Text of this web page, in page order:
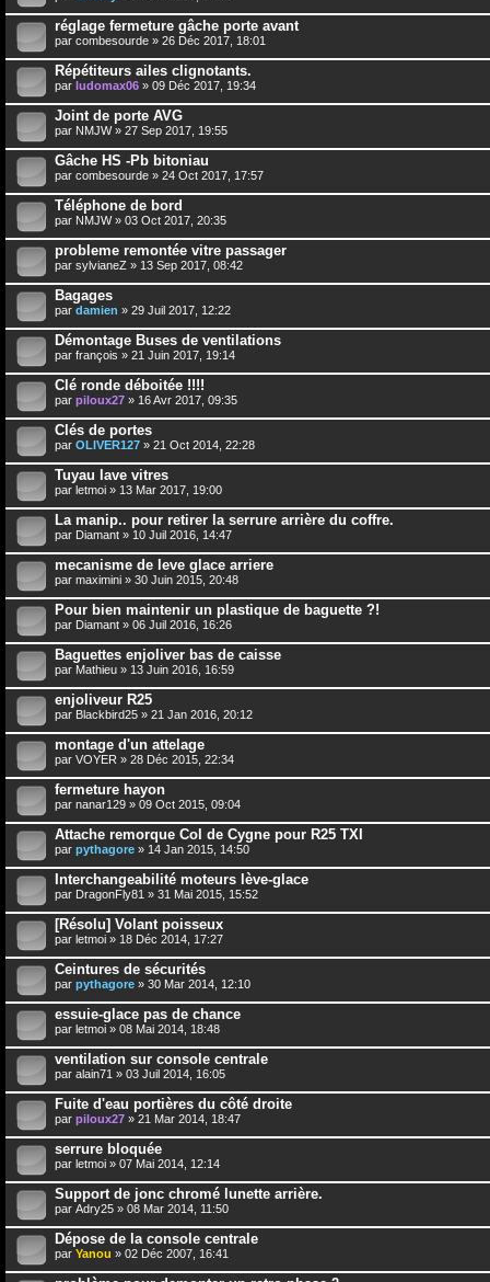
réglage fermeture gâche porte avant
par combesourde » 26 Déc 2017, 18:01
Répétiteurs ailes clignotants.
par ludomax06 » 09 Déc 2017, 19:34
Joint de porte AVG
par NMJW» 27 Sep 2017, 19:55
Gâche HS -Pb bitoniau
par combesourde » 24 Oct 2017, 17:57
Téléphone de bord
par NMJW» 03 Oct 2017, 20:35
probleme remontée vitre passager
par sylvianeZ » 13 Sep 2017, 08:42
Bagages
par damien » 29 Juil 2017, 12:22
Démontage Buses de ventilations
par françois » 21 Juin 2017, 19:14
Clé ronde déboitée !!!!
par piloux27 » 16 Avr 2017, 09:35
Clés de portes
par OLIVER127 » 21 Oct 2014, 22:28
Tuyau lave vitres
par letmoi » 13 Mar 2017, 19:00
La manip.. pour retirer la serrure arrière du coffre.
par Diamant » 10 Juil 2016, 14:47
mecanisme de leve glace arriere
par maximini » 30 Juin 2015, 20:48
Pour bien maintenir un plastique de baguette ?!
par Diamant » 06 Juil 2016, 16:26
Baguettes enjoliver bas de caisse
par Mathieu » 13 Juin 2016, 16:59
enjoliveur R25
par Blackbird25 » 21 Jan 2016, 20:12
montage d'un attelage
par VOYER » 28 Déc 2015, 22:34
fermeture hayon
par nanar129 » 09 Oct 2015, 09:04
Attache remorque Col de Cygne pour R25 TXI
par pythagore » 14 Jan 2015, 14:50
Interchangeabilité moteurs lève-glace
par DragonFly81 » 31 Mai 2015, 15:52
[Résolu] Volant poisseux
par letmoi » 18 Déc 2014, 17:27
Ceintures de sécurités
par pythagore » 30 Mar 2014, 12:10
essuie-glace pas de chance
par letmoi » 08 Mai 2014, 18:48
ventilation sur console centrale
par alain71 » 03 Juil 2014, 16:05
Fuite d'eau portières du côté droite
par piloux27 » 21 Mar 2014, 18:47
serrure bloquée
par letmoi » 07 Mai 2014, 12:14
Support de jonc chromé lunette arrière.
par Adry25 » 08 Mar 2014, 11:50
Dépose de la console centrale
par Yanou » 02 Déc 2007, 16:41